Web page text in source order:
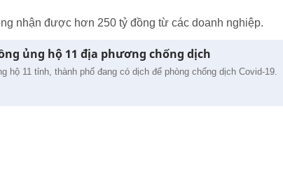
nhận được hơn 250 tỷ đồng từ các doanh nghiệp.
ủng hộ 11 địa phương chống dịch
hộ 11 tỉnh, thành phố đang có dịch để phòng chống dịch Covid-19.